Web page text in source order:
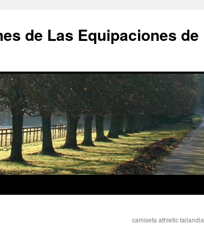
de Las Equipaciones de
camiseta athletic tailandia